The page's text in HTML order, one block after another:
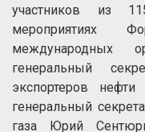
участников из
мероприятиях
международных
генеральный
экспортеров
генеральный
газа Юрий